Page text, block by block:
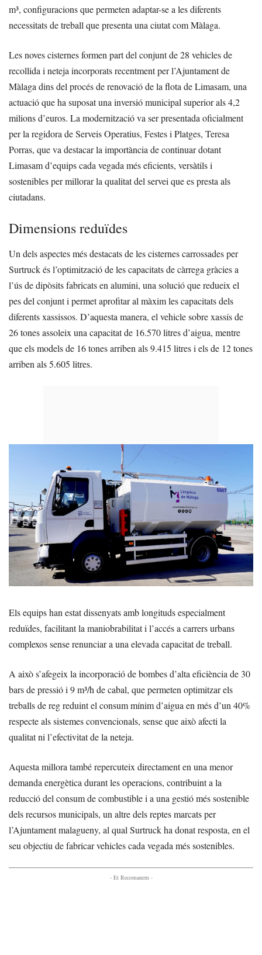
m³, configuracions que permeten adaptar-se a les diferents
necessitats de treball que presenta una ciutat com Màlaga.
Les noves cisternes formen part del conjunt de 28 vehicles de
recollida i neteja incorporats recentment per l’Ajuntament de
Màlaga dins del procés de renovació de la flota de Limasam, una
actuació que ha suposat una inversió municipal superior als 4,2
milions d’euros. La modernització va ser presentada oficialment
per la regidora de Serveis Operatius, Festes i Platges, Teresa
Porras, que va destacar la importància de continuar dotant
Limasam d’equips cada vegada més eficients, versàtils i
sostenibles per millorar la qualitat del servei que es presta als
ciutadans.
Dimensions reduïdes
Un dels aspectes més destacats de les cisternes carrossades per
Surtruck és l’optimització de les capacitats de càrrega gràcies a
l’ús de dipòsits fabricats en alumini, una solució que redueix el
pes del conjunt i permet aprofitar al màxim les capacitats dels
diferents xassissos. D’aquesta manera, el vehicle sobre xassís de
26 tones assoleix una capacitat de 16.570 litres d’aigua, mentre
que els models de 16 tones arriben als 9.415 litres i els de 12 tones
arriben als 5.605 litres.
Els equips han estat dissenyats amb longituds especialment
reduïdes, facilitant la maniobrabilitat i l’accés a carrers urbans
complexos sense renunciar a una elevada capacitat de treball.
A això s’afegeix la incorporació de bombes d’alta eficiència de 30
bars de pressió i 9 m³/h de cabal, que permeten optimitzar els
treballs de reg reduint el consum mínim d’aigua en més d’un 40%
respecte als sistemes convencionals, sense que això afecti la
qualitat ni l’efectivitat de la neteja.
Aquesta millora també repercuteix directament en una menor
demanda energètica durant les operacions, contribuint a la
reducció del consum de combustible i a una gestió més sostenible
dels recursos municipals, un altre dels reptes marcats per
l’Ajuntament malagueny, al qual Surtruck ha donat resposta, en el
seu objectiu de fabricar vehicles cada vegada més sostenibles.
- Et Recomanem -